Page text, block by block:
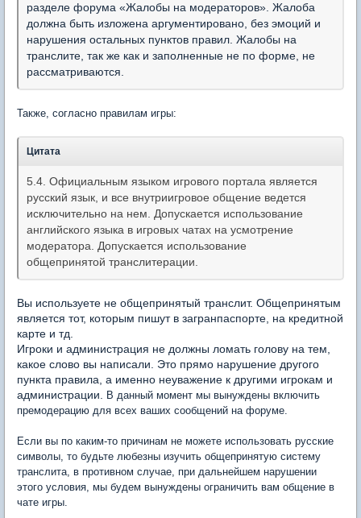
разделе форума «Жалобы на модераторов». Жалоба
должна быть изложена аргументировано, без эмоций и
нарушения остальных пунктов правил. Жалобы на
транслите, так же как и заполненные не по форме, не
рассматриваются.
Также, согласно правилам игры:
Цитата
5.4. Официальным языком игрового портала является
русский язык, и все внутриигровое общение ведется
исключительно на нем. Допускается использование
английского языка в игровых чатах на усмотрение
модератора. Допускается использование
общепринятой транслитерации.
Вы используете не общепринятый транслит. Общепринятым
является тот, которым пишут в загранпаспорте, на кредитной
карте и тд.
Игроки и администрация не должны ломать голову на тем,
какое слово вы написали. Это прямо нарушение другого
пункта правила, а именно неуважение к другими игрокам и
администрации. В данный момент мы вынуждены включить
премодерацию для всех ваших сообщений на форуме.
Если вы по каким-то причинам не можете использовать русские
символы, то будьте любезны изучить общепринятую систему
транслита, в противном случае, при дальнейшем нарушении
этого условия, мы будем вынуждены ограничить вам общение в
чате игры.